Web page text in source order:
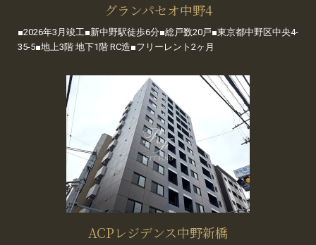
グランパセオ中野4
■2026年3月竣工■新中野駅徒歩6分■総戸数20戸■東京都中野区中央4-
35-5■地上3階 地下1階 RC造■フリーレント2ヶ月
ACPレジデンス中野新橋